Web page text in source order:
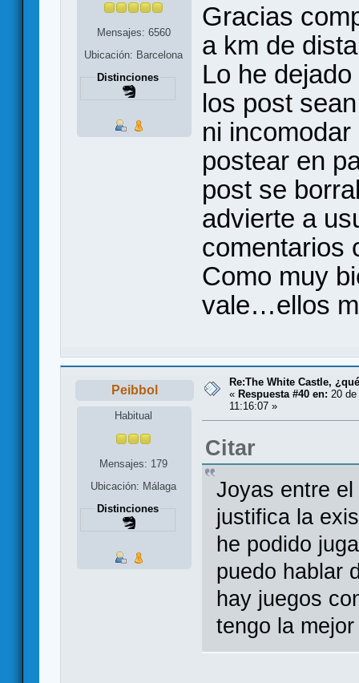
Mensajes: 6560
Ubicación: Barcelona
Distinciones
Gracias
a km de
Lo he
los post
ni
postear en
post se
advierte a
comentarios
Como muy
vale…ellos
Peibbol
Habitual
Mensajes: 179
Ubicación: Málaga
Distinciones
Re:The White Castle,
« Respuesta #40 en: 20
11:16:07 »
Citar
Joyas entre
justifica la
he podido
puedo hablar
hay juegos
tengo la